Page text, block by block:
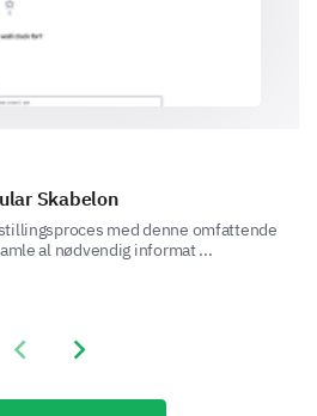
our customer service?
and any additional
to improve our
Skabelon
med denne omfattende
al nødvendig informat ...
Previous slide
Next slide